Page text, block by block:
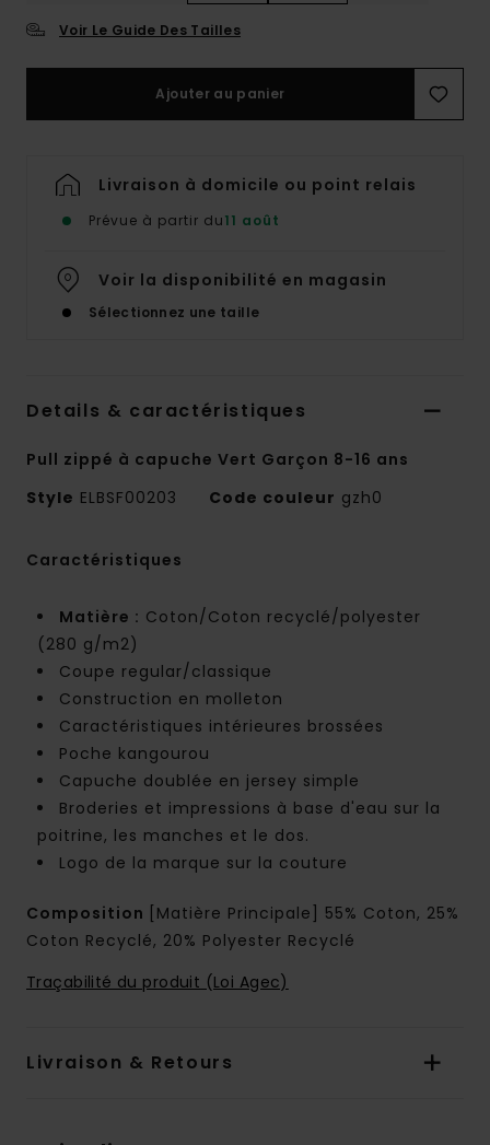
Voir Le Guide Des Tailles
Ajouter au panier
Livraison à domicile ou point relais
Prévue à partir du11 août
Voir la disponibilité en magasin
Sélectionnez une taille
Details & caractéristiques
Pull zippé à capuche Vert Garçon 8-16 ans
Style ELBSF00203 Code couleur gzh0
Caractéristiques
Matière : Coton/Coton recyclé/polyester
(280 g/m2)
Coupe regular/classique
Construction en molleton
Caractéristiques intérieures brossées
Poche kangourou
Capuche doublée en jersey simple
Broderies et impressions à base d'eau sur la
poitrine, les manches et le dos.
Logo de la marque sur la couture
Composition
[Matière Principale] 55% Coton, 25%
Coton Recyclé, 20% Polyester Recyclé
Traçabilité du produit (Loi Agec)
Livraison & Retours